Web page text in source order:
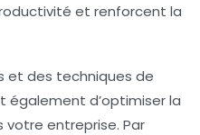
et renforcent la
et des techniques de
d’optimiser la
entreprise. Par